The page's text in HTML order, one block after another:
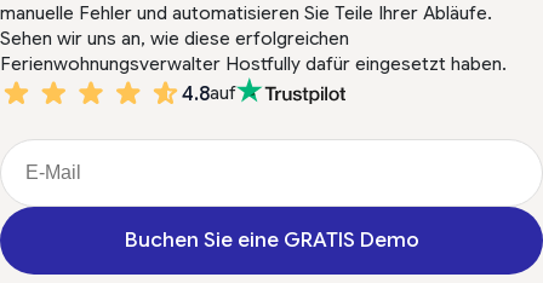
manuelle Fehler und automatisieren Sie Teile Ihrer Abläufe.
Sehen wir uns an, wie diese erfolgreichen
Ferienwohnungsverwalter Hostfully dafür eingesetzt haben.
4.8auf
Buchen Sie eine GRATIS Demo